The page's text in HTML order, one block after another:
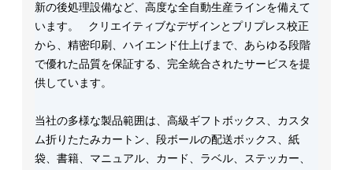
新の後処理設備など、高度な全自動生産ラインを備えて
います。 クリエイティブなデザインとプリプレス校正
から、精密印刷、ハイエンド仕上げまで、あらゆる段階
で優れた品質を保証する、完全統合されたサービスを提
供しています。
当社の多様な製品範囲は、高級ギフトボックス、カスタ
ム折りたたみカートン、段ボールの配送ボックス、紙
袋、書籍、マニュアル、カード、ラベル、ステッカー、